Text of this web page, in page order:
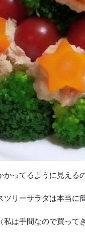
かってるように見える
ツリーサラダは本当に
私は手間なので買って